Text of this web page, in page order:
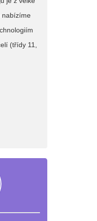
nabízíme
(třídy 11,